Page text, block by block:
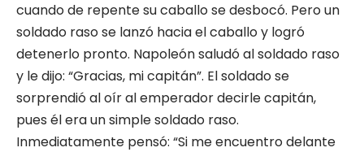
cuando de repente su caballo se desbocó. Pero un
soldado raso se lanzó hacia el caballo y logró
detenerlo pronto. Napoleón saludó al soldado raso
y le dijo: “Gracias, mi capitán”. El soldado se
sorprendió al oír al emperador decirle capitán,
pues él era un simple soldado raso.
Inmediatamente pensó: “Si me encuentro delante